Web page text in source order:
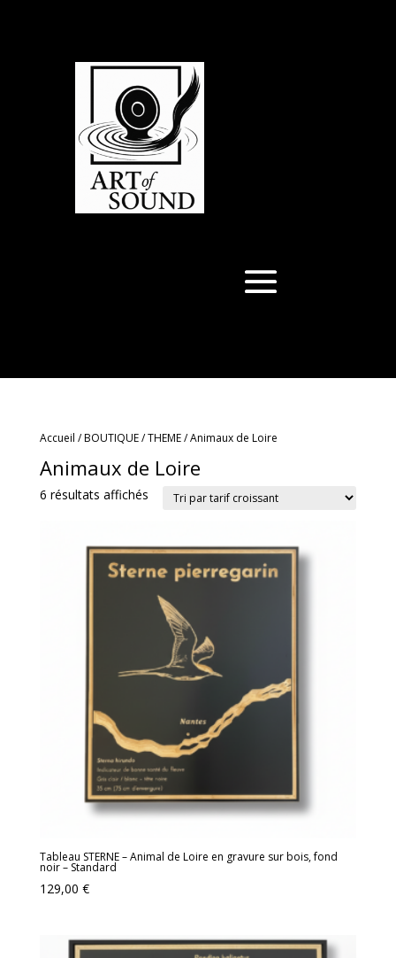
Accueil /BOUTIQUE/THEME/ Animaux de Loire
Animaux de Loire
6 résultats affichésTrié
croissant
Tableau STERNE – Animal de Loire en gravure sur bois, fond
noir – Standard
129,00 €